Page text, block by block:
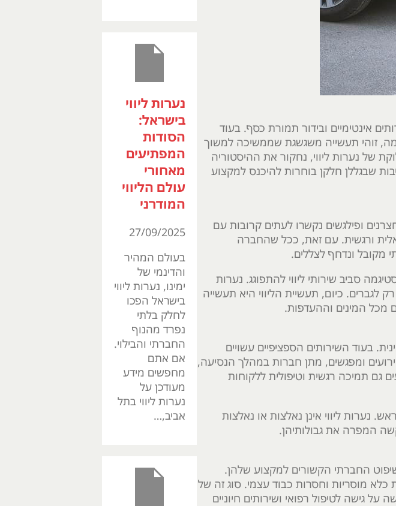
אינטימיים ובידור תמורת כסף. בעוד
זוהי תעשייה משגשגת שממשיכה למשוך
של נערות ליווי, נחקור את ההיסטוריה
שבגללן חלקן בוחרות להיכנס למקצוע
ופילגשים נקשרו לעתים קרובות עם
ורגשית. עם זאת, ככל שהחברה
מקובל ונדחף לצללים.
סביב שירותי ליווי להתפוגג. נערות
לגברים. כיום, תעשיית הליווי היא תעשייה
מכל המינים וההעדפות.
בעוד השירותים הספציפיים עשויים
ומפגשים, מתן חברות במהלך הנסיעה,
גם תמיכה רגשית וטיפולית ללקוחות
נערות ליווי אינן נאלצות או נאלצות
המפרה את גבולותיהן.
החברתי הקשורים למקצוע שלהן.
כלא מוסריות וחסרות כבוד עצמי. סוג זה של
גישה לטיפול רפואי ושירותים חיוניים
נערות ליווי
בישראל:
הסודות
המפתיעים
מאחורי
עולם הליווי
המודרני
27/09/2025
בעולם המהיר
והדינמי של
ימינו, נערות ליווי
בישראל הפכו
לחלק בלתי
נפרד מהנוף
החברתי והבילוי.
אם אתם
מחפשים מידע
מעודכן על
נערות ליווי בתל
אביב,…